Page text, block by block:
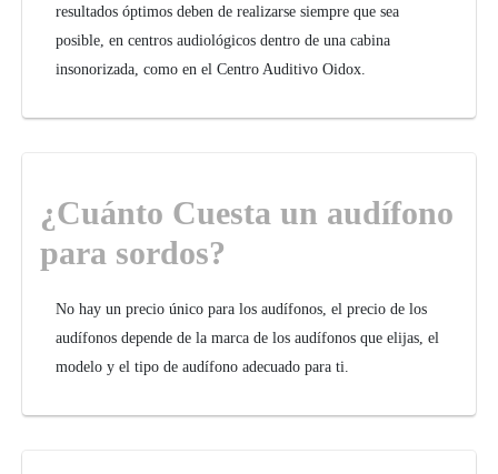
resultados óptimos deben de realizarse siempre que sea
posible, en centros audiológicos dentro de una cabina
insonorizada, como en el Centro Auditivo Oidox.
¿Cuánto Cuesta un audífono
para sordos?
No hay un precio único para los audífonos, el precio de los
audífonos depende de la marca de los audífonos que elijas, el
modelo y el tipo de audífono adecuado para ti.